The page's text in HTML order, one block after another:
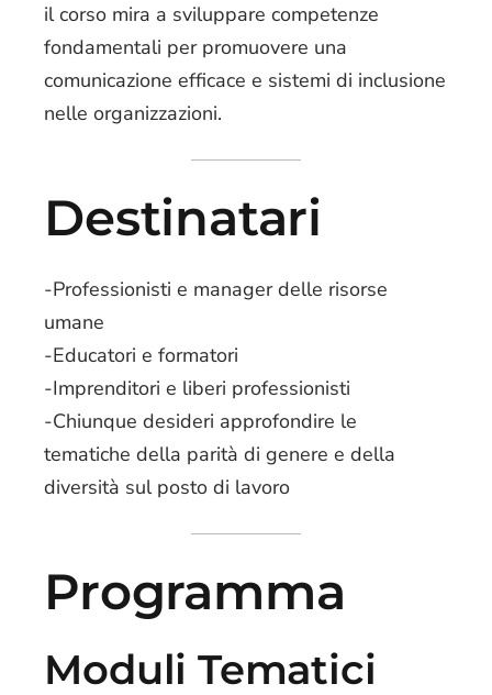
il corso mira a sviluppare competenze
fondamentali per promuovere una
comunicazione efficace e sistemi di inclusione
nelle organizzazioni.
Destinatari
-Professionisti e manager delle risorse
umane
-Educatori e formatori
-Imprenditori e liberi professionisti
-Chiunque desideri approfondire le
tematiche della parità di genere e della
diversità sul posto di lavoro
Programma
Moduli Tematici